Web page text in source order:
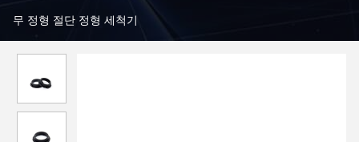
무 정형 절단 정형 세척기